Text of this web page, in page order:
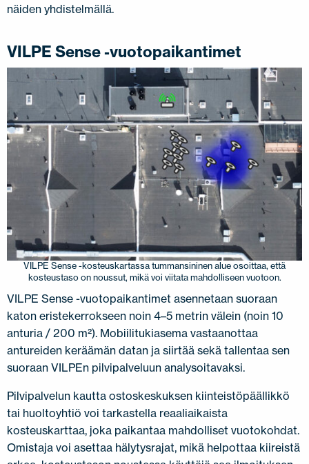
näiden yhdistelmällä.
VILPE Sense -vuotopaikantimet
VILPE Sense -kosteuskartassa tummansininen alue osoittaa, että
kosteustaso on noussut, mikä voi viitata mahdolliseen vuotoon.
VILPE Sense -vuotopaikantimet asennetaan suoraan
katon eristekerrokseen noin 4–5 metrin välein (noin 10
anturia / 200 m²). Mobiilitukiasema vastaanottaa
antureiden keräämän datan ja siirtää sekä tallentaa sen
suoraan VILPEn pilvipalveluun analysoitavaksi.
Pilvipalvelun kautta ostoskeskuksen kiinteistöpäällikkö
tai huoltoyhtiö voi tarkastella reaaliaikaista
kosteuskarttaa, joka paikantaa mahdolliset vuotokohdat.
Omistaja voi asettaa hälytysrajat, mikä helpottaa kiireistä